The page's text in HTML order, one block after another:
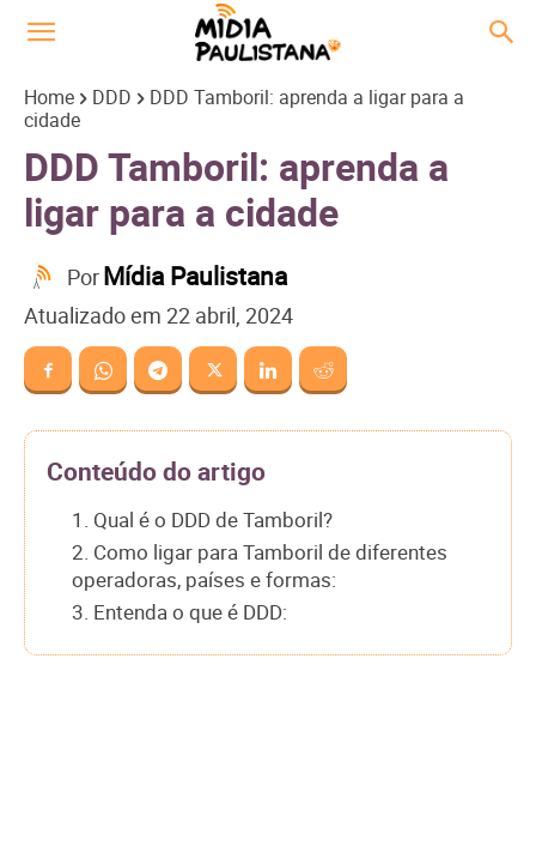
Home DDD
DDD Tamboril: aprenda a ligar para a
cidade
DDD Tamboril: aprenda a
ligar para a cidade
PorMídia Paulistana
Atualizado em 22 abril, 2024
Conteúdo do artigo
1. Qual é o DDD de Tamboril?
2. Como ligar para Tamboril de diferentes
operadoras, países e formas:
3. Entenda o que é DDD: